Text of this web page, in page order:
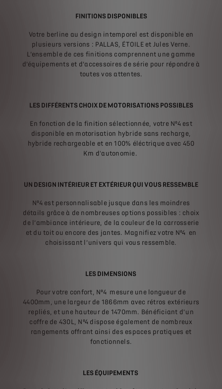
FINITIONS DISPONIBLES
Votre berline au design intemporel est disponible en
plusieurs versions : PALLAS, ÉTOILE et Jules Verne.
L’ensemble de ces finitions comprennent une gamme
d’équipements et d’accessoires de série pour répondre à
toutes vos attentes.
LES DIFFÉRENTS CHOIX DE MOTORISATIONS POSSIBLES
En fonction de la finition sélectionnée, votre Nº4 est
disponible en motorisation hybride sans recharge,
hybride rechargeable et en 100% éléctrique avec 450
Km d'autonomie.
UN DESIGN INTÉRIEUR ET EXTÉRIEUR QUI VOUS RESSEMBLE
Nº4 est personnalisable jusque dans les moindres
détails grâce à de nombreuses options possibles : choix
de l’ambiance intérieure, de la couleur de la carrosserie
et du toit ou encore des jantes. Magnifiez votre Nº4 en
choisissant l’univers qui vous ressemble.
LES DIMENSIONS
Pour votre confort, Nº4 mesure une longueur de
4400mm, une largeur de 1866mm avec rétros extérieurs
repliés, et une hauteur de 1470mm. Bénéficiant d’un
coffre de 430L, Nº4 dispose également de nombreux
rangements offrant ainsi des espaces pratiques et
fonctionnels.
LES ÉQUIPEMENTS